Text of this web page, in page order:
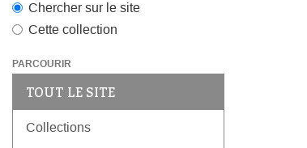
Chercher sur le site
Cette collection
PARCOURIR
TOUT LE SITE
Collections